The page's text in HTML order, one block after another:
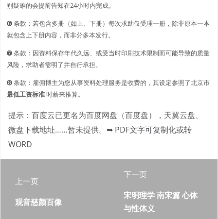
别疑难的会提前告知在24小时内完成。
➏ 条款：若包含多册（如上、下册）每次求助仅受理一册，除非原本一本
就包含上下册内容，而非分多本发行。
➐ 条款：因资料保存年代久远、或受当时印刷技术限制而可能导致的质量
风险，求助者需明了并自行承担。
➑ 条款：雇佣博主为您从事资料处理服务是收费的，其设定参照了北京市
最低工资标准时薪来推算。
提示：百度云已更名为百度网盘（百度盘），天翼云盘、
微盘下载地址……暂未提供。 ➥ PDF文字可复制化或转
WORD
上一页
观音慈颜百像
下一页
宋明理学 南宋篇 心体
与性体义